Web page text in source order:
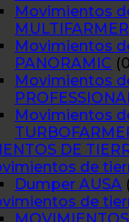
Movimientos
MULTIFARMER
Movimientos
PANORAMIC
Movimientos
Movimientos
DE
de
Dumper AUSA
de